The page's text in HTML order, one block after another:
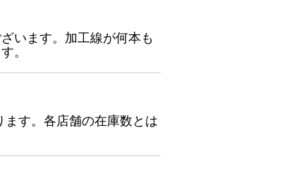
います。加工線が何本も
。
す。各店舗の在庫数とは